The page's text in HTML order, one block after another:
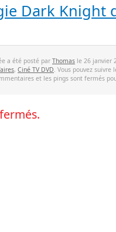
Dark Knight
a été posté par Thomas le 26 janvier
, Ciné TV DVD. Vous pouvez
et les pings sont fermés